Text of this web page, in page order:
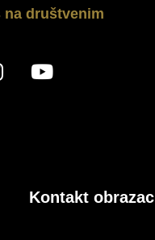
na društvenim
Kontakt obrazac